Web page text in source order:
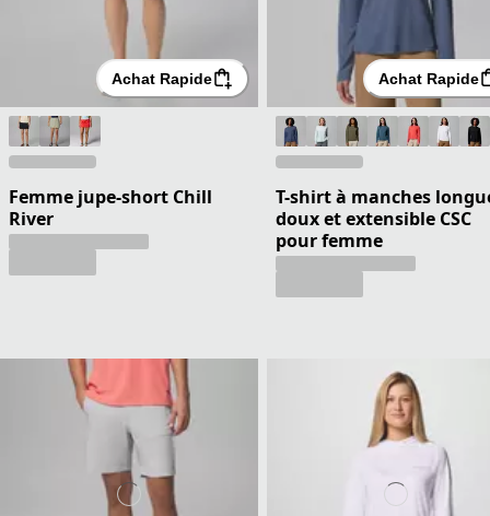
Achat Rapide
Femme jupe-short Chill
River
Achat Rapide
T-shirt à manches
doux et extensible CSC
pour femme